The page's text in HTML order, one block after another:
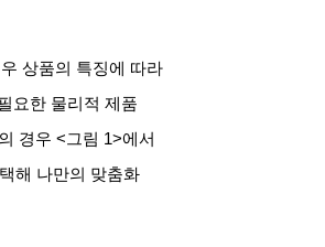
상품의 특징에 따라
요한 물리적 제품
경우 <그림 1>에서
해 나만의 맞춤화